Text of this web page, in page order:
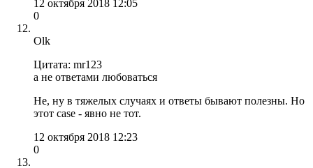
12 октября 2018 12:05
0
Olk
Цитата: mr123
а не ответами любоваться
Не, ну в тяжелых случаях и ответы бывают полезны. Но
этот case - явно не тот.
12 октября 2018 12:23
0